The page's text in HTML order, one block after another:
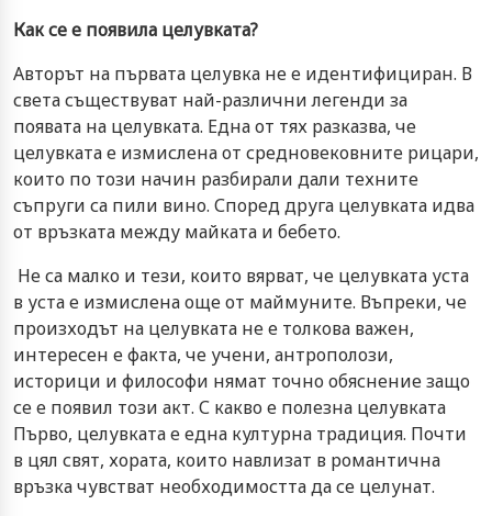
Как се е появила целувката?
Авторът на първата целувка не е идентифициран. В
света съществуват най-различни легенди за
появата на целувката. Една от тях разказва, че
целувката е измислена от средновековните рицари,
които по този начин разбирали дали техните
съпруги са пили вино. Според друга целувката идва
от връзката между майката и бебето.
Не са малко и тези, които вярват, че целувката уста
в уста е измислена още от маймуните. Въпреки, че
произходът на целувката не е толкова важен,
интересен е факта, че учени, антрополози,
историци и философи нямат точно обяснение защо
се е появил този акт. С какво е полезна целувката
Първо, целувката е една културна традиция. Почти
в цял свят, хората, които навлизат в романтична
връзка чувстват необходимостта да се целунат.